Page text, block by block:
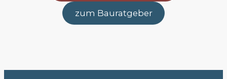
zum Bauratgeber